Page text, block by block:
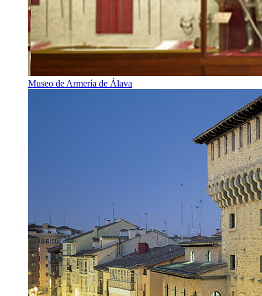
Museo de Armería de Álava